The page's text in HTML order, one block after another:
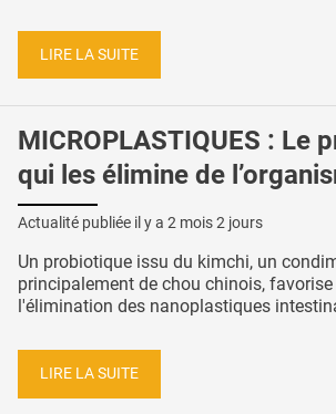
LIRE LA SUITE
MICROPLASTIQUES : Le
qui les élimine de
Actualité publiée il y a 2 mois 2 jours
Un probiotique issu du kimchi, un
principalement de chou chinois,
l'élimination des nanoplastiques
LIRE LA SUITE